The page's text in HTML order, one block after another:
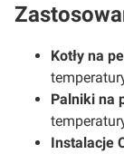
Kotły na
Palniki na
Instalacje